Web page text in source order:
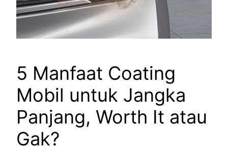
5 Manfaat Coating
Mobil untuk Jangka
Panjang, Worth It atau
Gak?